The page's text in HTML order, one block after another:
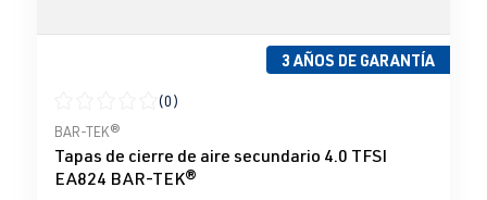
3 AÑOS DE GARANTÍA
Calificación promedio de 0 de 5 estrellas
(0)
BAR-TEK®
Tapas de cierre de aire secundario 4.0 TFSI
EA824 BAR-TEK®